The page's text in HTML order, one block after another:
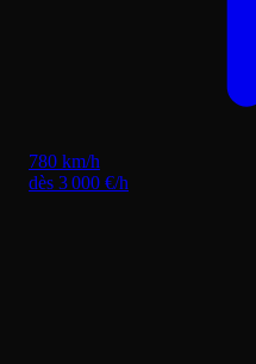
780 km/h
dès 3 000 €/h